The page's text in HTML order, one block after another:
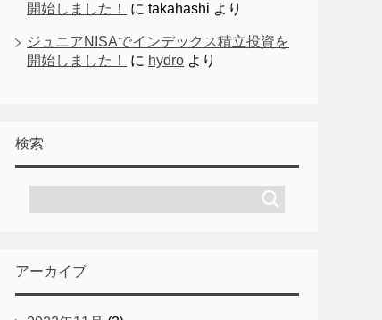
開始しました！
に takahashi より
ジュニアNISAでインデックス積立投資を
開始しました！
に hydro より
検索
アーカイブ